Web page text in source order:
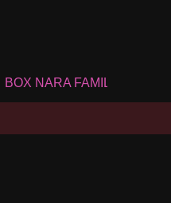
BOX NARA FAMILY